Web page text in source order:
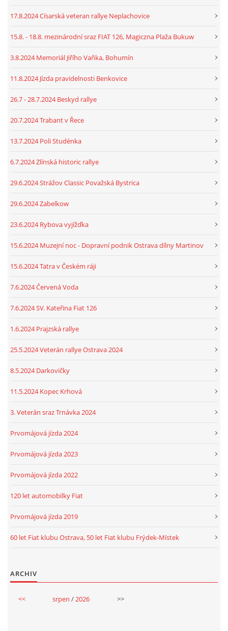
17.8.2024 Císarská veteran rallye Neplachovice
15.8. - 18.8. mezinárodní sraz FIAT 126, Magiczna Plaža Bukuw
3.8.2024 Memoriál Jiřího Vaňka, Bohumín
11.8.2024 Jízda pravidelnosti Benkovice
26.7 - 28.7.2024 Beskyd rallye
20.7.2024 Trabant v Řece
13.7.2024 Poli Studénka
6.7.2024 Zlínská historic rallye
29.6.2024 Strážov Classic Považská Bystrica
29.6.2024 Zabelkow
23.6.2024 Rybova vyjížďka
15.6.2024 Muzejní noc - Dopravní podnik Ostrava dílny Martinov
15.6.2024 Tatra v Českém ráji
7.6.2024 Červená Voda
7.6.2024 SV. Kateřina Fiat 126
1.6.2024 Prajzská rallye
25.5.2024 Veterán rallye Ostrava 2024
8.5.2024 Darkovičky
11.5.2024 Kopec Krhová
3. Veterán sraz Trnávka 2024
Prvomájová jízda 2024
Prvomájová jízda 2023
Prvomájová jízda 2022
120 let automobilky Fiat
Prvomájová jízda 2019
60 let Fiat klubu Ostrava, 50 let Fiat klubu Frýdek-Místek
ARCHIV
<< srpen / 2026 >>